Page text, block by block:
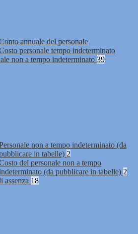
annuale del personale
personale tempo indeterminato
non a tempo indeterminato 39
non a tempo indeterminato (da
in tabelle) 2
del personale non a tempo
(da pubblicare in tabelle) 2
assenza 18